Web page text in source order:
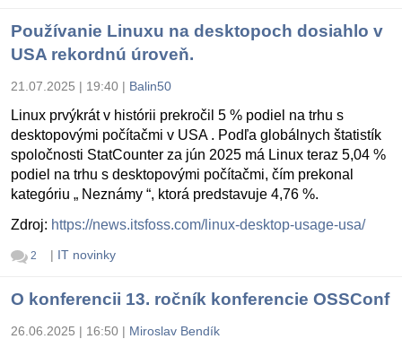
Používanie Linuxu na desktopoch dosiahlo v
USA rekordnú úroveň.
21.07.2025 | 19:40 | Balin50
Linux prvýkrát v histórii prekročil 5 % podiel na trhu s
desktopovými počítačmi v USA . Podľa globálnych štatistík
spoločnosti StatCounter za jún 2025 má Linux teraz 5,04 %
podiel na trhu s desktopovými počítačmi, čím prekonal
kategóriu „ Neznámy “, ktorá predstavuje 4,76 %.
Zdroj: https://news.itsfoss.com/linux-desktop-usage-usa/
2 | IT novinky
O konferencii 13. ročník konferencie OSSConf
26.06.2025 | 16:50 | Miroslav Bendík